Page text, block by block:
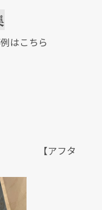
はこちら
アフタ